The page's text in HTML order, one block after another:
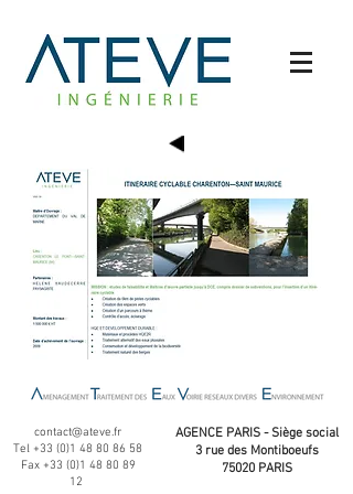
contact@ateve.fr
Tel +33 (0)1 48 80 86 58
Fax +33 (0)1 48 80 89
12
AGENCE PARIS - Siège social
3 rue des Montiboeufs
75020 PARIS